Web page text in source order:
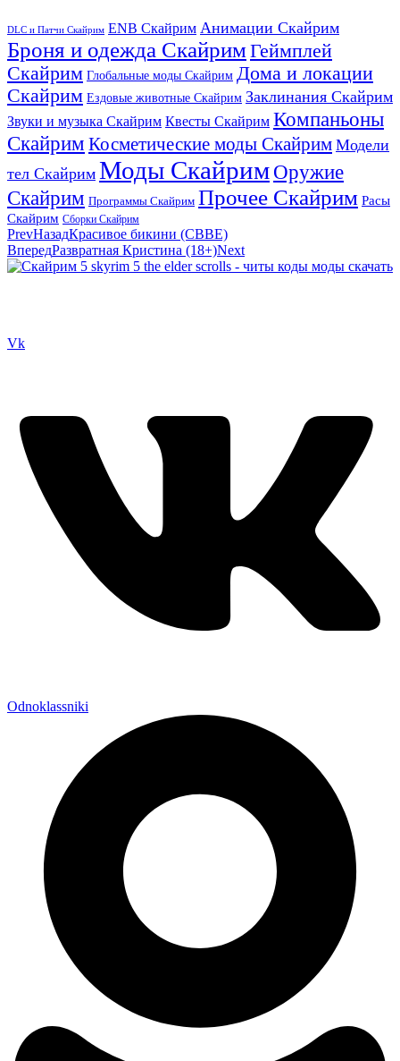
DLC и Патчи Скайрим ENB Скайрим Анимации Скайрим
Броня и одежда СкайримГеймплей
Скайрим Глобальные моды Скайрим Дома и локации
Скайрим Ездовые животные Скайрим Заклинания Скайрим
Звуки и музыка Скайрим Квесты Скайрим Компаньоны
Скайрим Косметические моды Скайрим Модели
тел Скайрим Моды Скайрим Оружие
Скайрим Программы Скайрим Прочее Скайрим Расы
Скайрим Сборки Скайрим
PrevНазадКрасивое бикини (CBBE)
ВпередРазвратная Кристина (18+)Next
Vk
Odnoklassniki